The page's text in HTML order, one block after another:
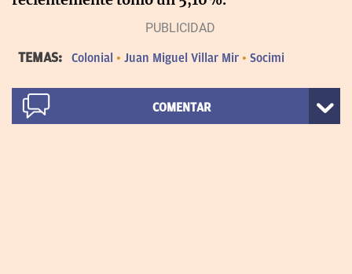
TEMAS: Colonial Juan Miguel Villar Mir Socimi
COMENTAR